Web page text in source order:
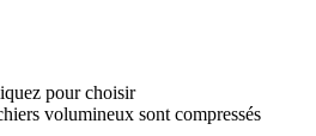
pour choisir
volumineux sont compressés